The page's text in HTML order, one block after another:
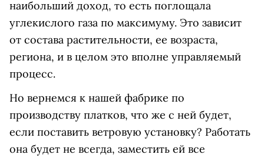
наибольший доход, то есть поглощала
углекислого газа по максимуму. Это зависит
от состава растительности, ее возраста,
региона, и в целом это вполне управляемый
процесс.
Но вернемся к нашей фабрике по
производству платков, что же с ней будет,
если поставить ветровую установку? Работать
она будет не всегда, заместить ей все